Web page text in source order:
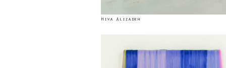
Hiva Alizadeh